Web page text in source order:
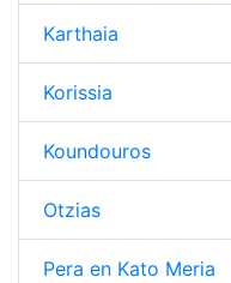
Karthaia
Korissia
Koundouros
Otzias
Pera en Kato Meria